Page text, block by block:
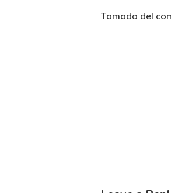
Tomado del